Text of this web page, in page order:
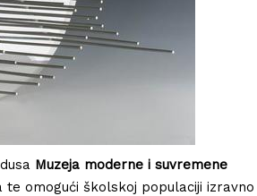
Muzeja moderne i suvremene
omogući školskoj populaciji izravno